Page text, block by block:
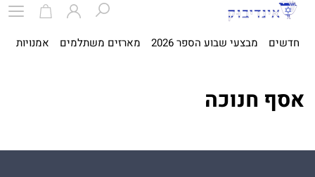
חדשים מבצעי שבוע הספר 2026 מארזים משתלמים אמנויות
אסף חנוכה